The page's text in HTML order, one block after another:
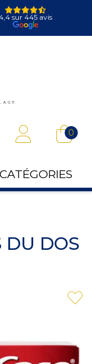
sur 445 avis
0
CATÉGORIES
DU DOS